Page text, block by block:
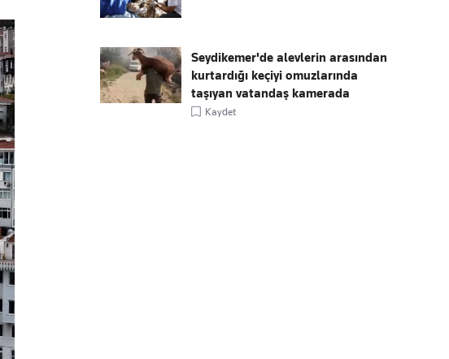
Seydikemer'de alevlerin arasından
kurtardığı keçiyi omuzlarında
taşıyan vatandaş kamerada
Kaydet